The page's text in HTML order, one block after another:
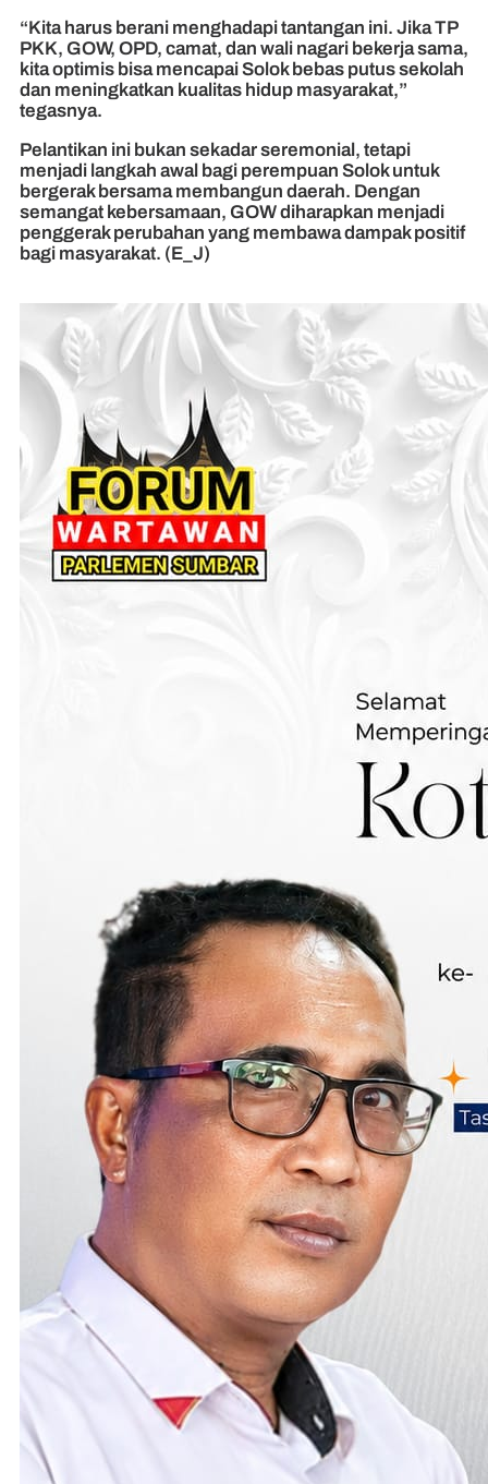
“Kita harus berani menghadapi tantangan ini. Jika TP
PKK, GOW, OPD, camat, dan wali nagari bekerja sama,
kita optimis bisa mencapai Solok bebas putus sekolah
dan meningkatkan kualitas hidup masyarakat,”
tegasnya.
Pelantikan ini bukan sekadar seremonial, tetapi
menjadi langkah awal bagi perempuan Solok untuk
bergerak bersama membangun daerah. Dengan
semangat kebersamaan, GOW diharapkan menjadi
penggerak perubahan yang membawa dampak positif
bagi masyarakat. (E_J)